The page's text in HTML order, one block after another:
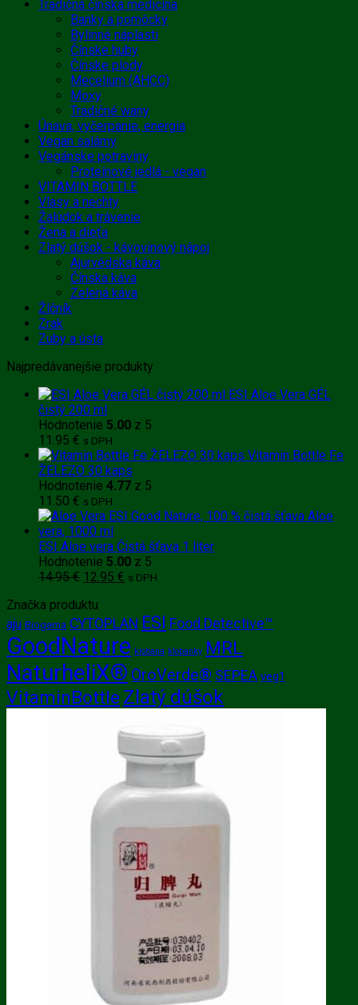
Tradičná čínska medicína
Banky a pomôcky
Bylinné náplasti
Čínske huby
Čínske plody
Mecelium (AHCC)
Moxy
Tradičné wany
Únava, vyčerpanie, energia
Vegan salámy
Vegánske potraviny
Proteínové jedlá - vegan
VITAMIN BOTTLE
Vlasy a nechty
Žalúdok a trávenie
Žena a dieťa
Zlatý dúšok - kávovinový nápoj
Ajurvédska káva
Čínska káva
Zelená káva
Žlčník
Zrak
Zuby a ústa
Najpredávanejšie produkty
ESI Aloe Vera GÉL
čistý 200 ml
Hodnotenie 5.00 z 5
11.95 € s DPH
Vitamin Bottle Fe
ŽELEZO 30 kaps
Hodnotenie 4.77 z 5
11.50 € s DPH
ESI Aloe vera Čistá šťava 1 liter
Hodnotenie 5.00 z 5
14.95€ Pôvodná
bola:
14.95 €.
12.95 € Aktuálna
12.95 €.
s DPH
Značka produktu
aju Biogema CYTOPLAN ESI Food Detective™
GoodNature klobana klobanky MRL
NaturheliX® OroVerde® SEPEA veg1
VitaminBottle Zlatý dúšok